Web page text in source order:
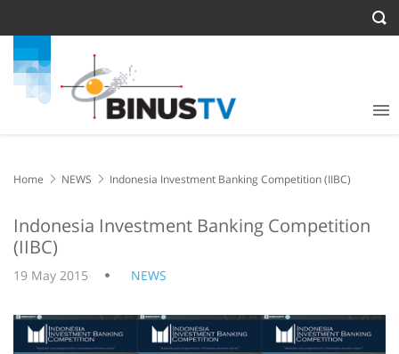
Home NEWS Indonesia Investment Banking Competition (IIBC)
Indonesia Investment Banking Competition
(IIBC)
19 May 2015 NEWS